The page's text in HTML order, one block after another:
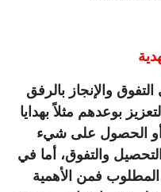
والإنجاز بالرفق
بوعدهم مثلاً بهدايا
أو الحصول على شيء
والتفوق، أما في
فمن الأهمية